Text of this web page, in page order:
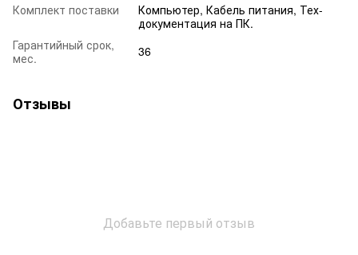
Комплект поставки
Компьютер, Кабель питания, Тех-
документация на ПК.
Гарантийный срок,
мес.
36
Отзывы
Добавьте первый отзыв